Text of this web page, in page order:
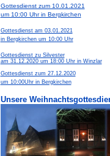
Gottesdienst zum 10.01.2021
um 10:00 Uhr in Bergkirchen
Gottesdienst am 03.01.2021
in Bergkirchen um 10:00 Uhr
Gottesdienst zu Silvester
am 31.12.2020 um 18:00 Uhr in Winzlar
Gottesdienst zum 27.12.2020
um 10:00Uhr in Bergkirchen
Unsere